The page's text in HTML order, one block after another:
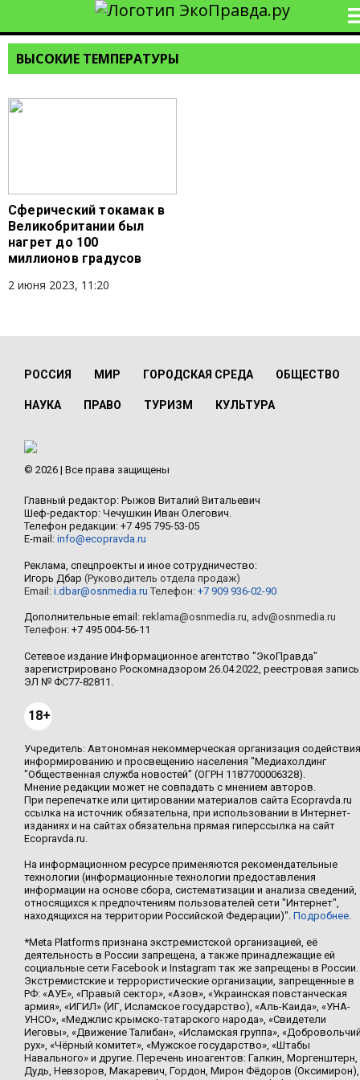
ВЫСОКИЕ ТЕМПЕРАТУРЫ
Сферический токамак в
Великобритании был
нагрет до 100
миллионов градусов
2 июня 2023, 11:20
РОССИЯ МИР ГОРОДСКАЯ СРЕДА ОБЩЕСТВО
НАУКА ПРАВО ТУРИЗМ КУЛЬТУРА
© 2026 | Все права защищены
Главный редактор: Рыжов Виталий Витальевич
Шеф-редактор: Чечушкин Иван Олегович.
Телефон редакции: +7 495 795-53-05
E-mail: info@ecopravda.ru
Реклама, спецпроекты и иное сотрудничество:
Игорь Дбар (Руководитель отдела продаж)
Email: i.dbar@osnmedia.ru Телефон: +7 909 936-02-90
Дополнительные email: reklama@osnmedia.ru, adv@osnmedia.ru
Телефон: +7 495 004-56-11
Сетевое издание Информационное агентство "ЭкоПравда"
зарегистрировано Роскомнадзором 26.04.2022, реестровая запись
ЭЛ № ФС77-82811.
18+
Учредитель: Автономная некоммерческая организация содействия
информированию и просвещению населения "Медиахолдинг
"Общественная служба новостей" (ОГРН 1187700006328).
Мнение редакции может не совпадать с мнением авторов.
При перепечатке или цитировании материалов сайта Ecopravda.ru
ссылка на источник обязательна, при использовании в Интернет-
изданиях и на сайтах обязательна прямая гиперссылка на сайт
Ecopravda.ru.
На информационном ресурсе применяются рекомендательные
технологии (информационные технологии предоставления
информации на основе сбора, систематизации и анализа сведений,
относящихся к предпочтениям пользователей сети "Интернет",
находящихся на территории Российской Федерации)". Подробнее.
*Meta Platforms признана экстремистской организацией, её
деятельность в России запрещена, а также принадлежащие ей
социальные сети Facebook и Instagram так же запрещены в России.
Экстремистские и террористические организации, запрещенные в
РФ: «АУЕ», «Правый сектор», «Азов», «Украинская повстанческая
армия», «ИГИЛ» (ИГ, Исламское государство), «Аль-Каида», «УНА-
УНСО», «Меджлис крымско-татарского народа», «Свидетели
Иеговы», «Движение Талибан», «Исламская группа»,
рух», «Чёрный комитет», «Мужское государство», «Штабы
Навального» и другие. Перечень иноагентов: Галкин, Моргенштерн,
Дудь, Невзоров, Макаревич, Гордон, Мирон Фёдоров (Оксимирон),